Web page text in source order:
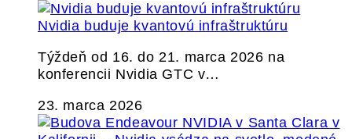
Nvidia buduje kvantovú infraštruktúru
Týždeň od 16. do 21. marca 2026 na
konferencii Nvidia GTC v…
23. marca 2026